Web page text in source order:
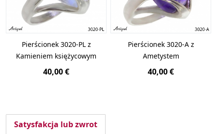
Pierścionek 3020-PL z
Kamieniem księżycowym
40,00 €
Pierścionek 3020-A z
Ametystem
40,00 €
Satysfakcja lub zwrot